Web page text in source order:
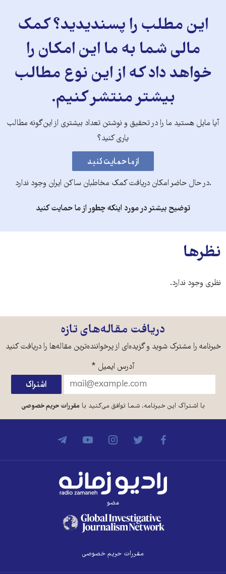
این مطلب را پسندیدید؟ کمک
مالی شما به ما این امکان را
خواهد داد که از این نوع مطالب
بیشتر منتشر کنیم.
آیا مایل هستید ما را در تحقیق و نوشتن تعداد بیشتری از این‌گونه مطالب
یاری کنید؟
.در حال حاضر امکان دریافت کمک مخاطبان ساکن ایران وجود ندارد
توضیح بیشتر در مورد اینکه چطور از ما حمایت کنید
نظرها
نظری وجود ندارد.
دریافت مقاله‌های تازه
خبرنامه را مشترک شوید و گزیده‌ای از پرخواننده‌ترین مقاله‌ها را دریافت کنید
آدرس ایمیل *
با اشتراک این خبرنامه، شما توافق می‌کنید بامقررات حریم خصوصی
عضو
مقررات حریم خصوصی